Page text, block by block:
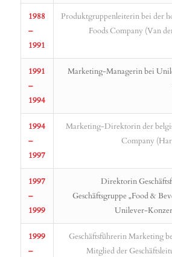
1988
–
1991
Produktgruppenleiterin bei der
Foods Company (Van
1991
–
1994
Marketing-Managerin bei
1994
–
1997
Marketing-Direktorin der
Company
1997
–
1999
Direktorin
Geschäftsgruppe „Food &
Unilever-
1999
–
Geschäftsführerin Marketing
Mitglied der